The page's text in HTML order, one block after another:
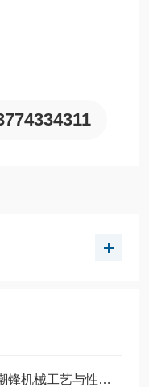
真空上料机哪家质量过硬？上海潮锋机械工艺与性能深度解析